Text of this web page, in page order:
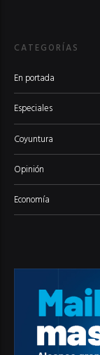
CATEGORÍAS
En portada
Especiales
Coyuntura
Opinión
Economía